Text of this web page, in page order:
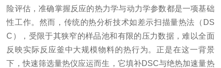
险评估，准确掌握反应的热力学与动力学参数都是一项基础
性工作。然而，传统的热分析技术如差示扫描量热法（DS
C），受限于其狭窄的样品池和有限的压力数据，难以全面
反映实际反应釜中大规模物料的热行为。正是在这一背景
下，快速筛选量热仪应运而生，它填补DSC与绝热加速量热